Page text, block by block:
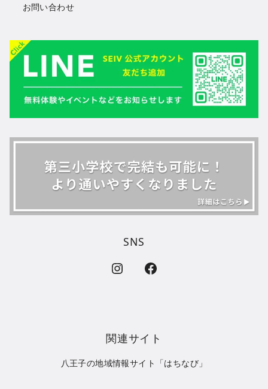
お問い合わせ
SNS
インスタグラムのリンク フェイスブックのラベル
関連サイト
八王子の地域情報サイト「はちなび」